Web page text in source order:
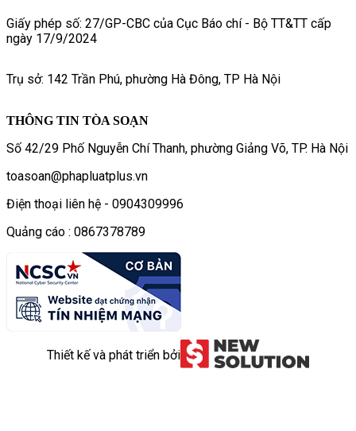
Giấy phép số: 27/GP-CBC của Cục Báo chí - Bộ TT&TT cấp
ngày 17/9/2024
Trụ sở: 142 Trần Phú, phường Hà Đông, TP Hà Nội
THÔNG TIN TÒA SOẠN
Số 42/29 Phố Nguyễn Chí Thanh, phường Giảng Võ, TP. Hà Nội
toasoan@phapluatplus.vn
Điện thoại liên hệ - 0904309996
Quảng cáo : 0867378789
Thiết kế và phát triển bởi